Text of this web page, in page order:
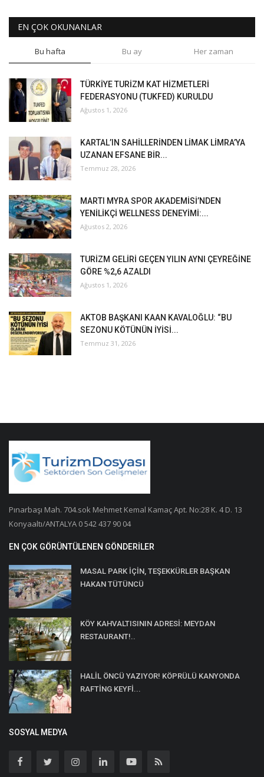
EN ÇOK OKUNANLAR
Bu hafta Bu ay Her zaman
TÜRKİYE TURİZM KAT HİZMETLERİ
FEDERASYONU (TUKFED) KURULDU
Ağustos 1, 2026
KARTAL’IN SAHİLLERİNDEN LİMAK LİMRA’YA
UZANAN EFSANE BİR...
Temmuz 28, 2026
MARTI MYRA SPOR AKADEMİSİ’NDEN
YENİLİKÇİ WELLNESS DENEYİMİ:...
Ağustos 2, 2026
TURİZM GELİRİ GEÇEN YILIN AYNI ÇEYREĞİNE
GÖRE %2,6 AZALDI
Ağustos 1, 2026
AKTOB BAŞKANI KAAN KAVALOĞLU: “BU
SEZONU KÖTÜNÜN İYİSİ...
Temmuz 31, 2026
Pınarbaşı Mah. 704.sok Mehmet Kemal Kamaç Apt. No:28 K. 4 D. 13
Konyaaltı/ANTALYA 0 542 437 90 04
EN ÇOK GÖRÜNTÜLENEN GÖNDERILER
MASAL PARK İÇİN, TEŞEKKÜRLER BAŞKAN
HAKAN TÜTÜNCÜ
KÖY KAHVALTISININ ADRESİ: MEYDAN
RESTAURANT!..
HALİL ÖNCÜ YAZIYOR! KÖPRÜLÜ KANYONDA
RAFTİNG KEYFİ...
SOSYAL MEDYA